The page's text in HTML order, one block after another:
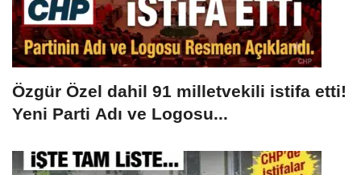
Özgür Özel dahil 91 milletvekili istifa etti!
Yeni Parti Adı ve Logosu...